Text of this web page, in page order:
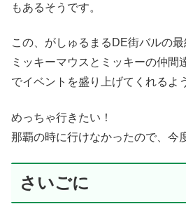
もあるそうです。
この、がしゅるまるDE街バルの最
ミッキーマウスとミッキーの仲間
でイベントを盛り上げてくれるよ
めっちゃ行きたい！
那覇の時に行けなかったので、今
さいごに